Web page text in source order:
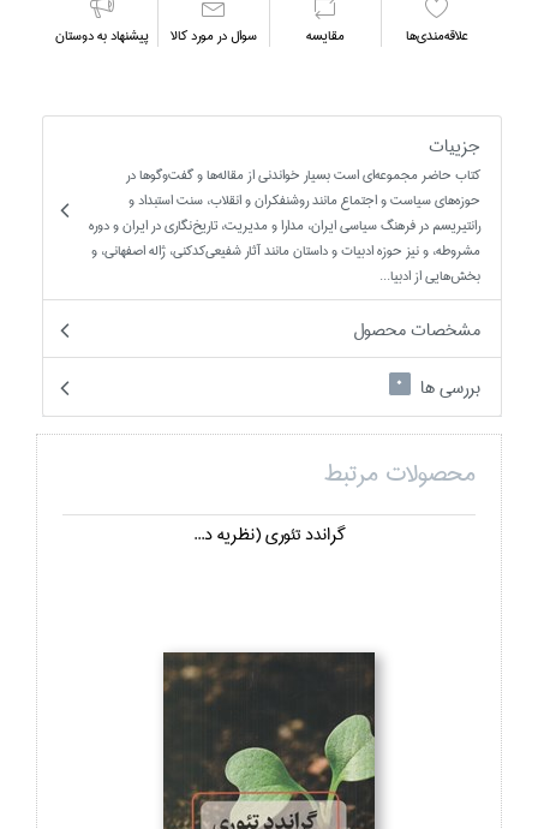
علاقه‌مندي‌ها مقايسه سوال در مورد كالا پیشنهاد به دوستان
جزییات
کتاب حاضر مجموعه‌اي است بسيار خواندني از مقاله‌ها و گفت‌وگوها در
حوزه‌هاي سياست و اجتماع مانند روشنفکران و انقلاب، سنت استبداد و
رانتيريسم در فرهنگ سياسي ايران، مدارا و مديريت، تاريخ‌نگاري در ايران و دوره
مشروطه، و نيز حوزه ادبيات و داستان مانند آثار شفيعي‌کدکني، ژاله اصفهاني، و
بخش‌هايي از ادبيا...
مشخصات محصول
بررسی ها
0
محصولات مرتبط
گراندد تئوري (نظريه د...